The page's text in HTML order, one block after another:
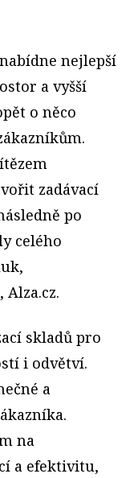
nejlepší
a vyšší
o něco
zadávací
po
celého
skladů pro
i odvětví.
a
na
a efektivitu,